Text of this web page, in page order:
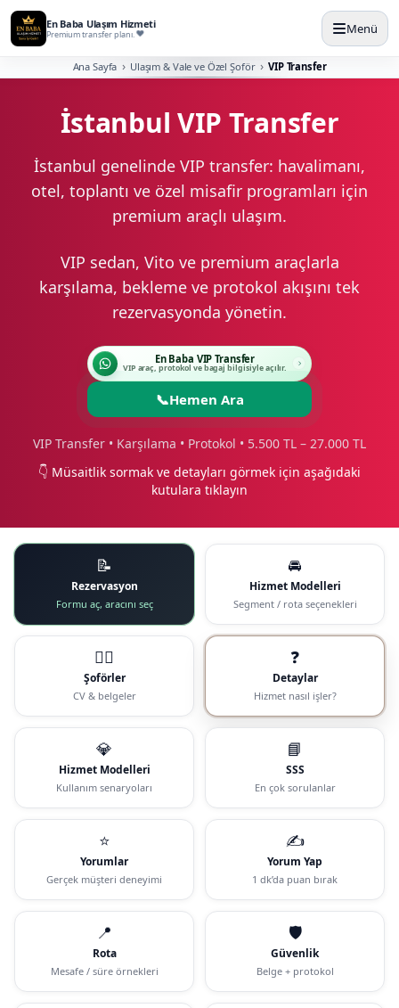
En Baba Ulaşım Hizmeti
Premium transfer planı. Menü
Ana Sayfa Ulaşım & Vale ve Özel Şoför VIP Transfer
İstanbul VIP Transfer
İstanbul genelinde VIP transfer: havalimanı,
otel, toplantı ve özel misafir programları için
premium araçlı ulaşım.
VIP sedan, Vito ve premium araçlarla
karşılama, bekleme ve protokol akışını tek
rezervasyonda yönetin.
En Baba VIP Transfer
VIP araç, protokol ve bagaj bilgisiyle açılır.
📞Hemen Ara
VIP Transfer • Karşılama • Protokol • 5.500 TL – 27.000 TL
👇 Müsaitlik sormak ve detayları görmek için aşağıdaki
kutulara tıklayın
📝
Rezervasyon
Formu aç, aracını seç
🚘
Hizmet Modelleri
Segment / rota seçenekleri
🧑‍✈️
Şoförler
CV & belgeler
❓
Detaylar
Hizmet nasıl işler?
💎
Hizmet Modelleri
Kullanım senaryoları
📘
SSS
En çok sorulanlar
⭐
Yorumlar
Gerçek müşteri deneyimi
✍️
Yorum Yap
1 dk’da puan bırak
📍
Rota
Mesafe / süre örnekleri
🛡️
Güvenlik
Belge + protokol